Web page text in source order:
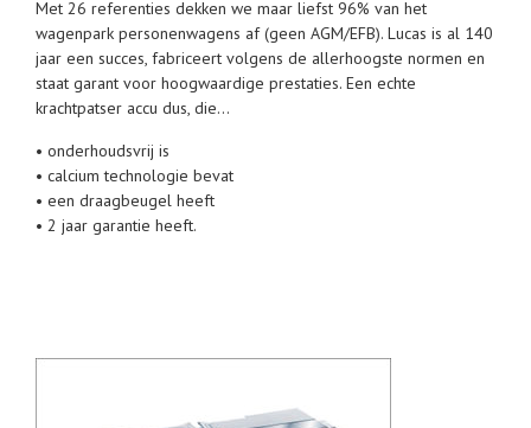
Met 26 referenties dekken we maar liefst 96% van het
wagenpark personenwagens af (geen AGM/EFB). Lucas is al 140
jaar een succes, fabriceert volgens de allerhoogste normen en
staat garant voor hoogwaardige prestaties. Een echte
krachtpatser accu dus, die…
• onderhoudsvrij is
• calcium technologie bevat
• een draagbeugel heeft
• 2 jaar garantie heeft.